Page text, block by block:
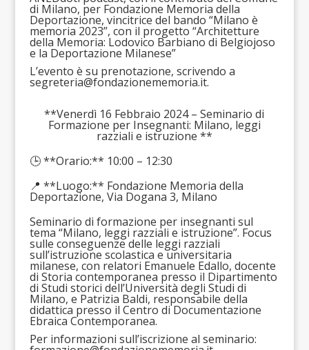
di Milano, per Fondazione Memoria della
Deportazione, vincitrice del bando “Milano è
memoria 2023”, con il progetto “Architetture
della Memoria: Lodovico Barbiano di Belgiojoso
e la Deportazione Milanese”
L’evento è su prenotazione, scrivendo a
segreteria@fondazionememoria.it.
**Venerdì 16 Febbraio 2024 – Seminario di
Formazione per Insegnanti: Milano, leggi
razziali e istruzione **
🕒 **Orario:** 10:00 – 12:30
📍 **Luogo:** Fondazione Memoria della
Deportazione, Via Dogana 3, Milano
Seminario di formazione per insegnanti sul
tema “Milano, leggi razziali e istruzione”. Focus
sulle conseguenze delle leggi razziali
sull’istruzione scolastica e universitaria
milanese, con relatori Emanuele Edallo, docente
di Storia contemporanea presso il Dipartimento
di Studi storici dell’Università degli Studi di
Milano, e Patrizia Baldi, responsabile della
didattica presso il Centro di Documentazione
Ebraica Contemporanea.
Per informazioni sull’iscrizione al seminario: